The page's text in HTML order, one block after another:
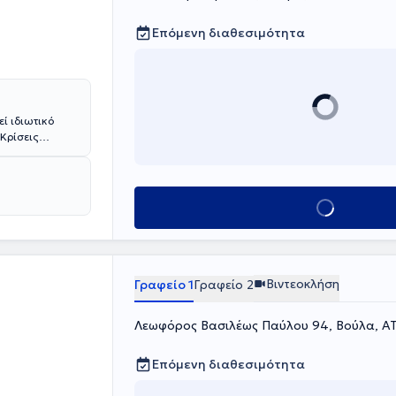
ιδιωτικό
Είναι
συναφών
τη σημασία
ενώ αξίζει
και
Επόμενη διαθεσιμότητα
Κλείσε ραντεβού
Γραφείο 1Γραφείο 2 Βιντεοκλήση
Λεωφόρος Βασιλέως Παύλου 94, Βούλα,
Επόμενη διαθεσιμότητα